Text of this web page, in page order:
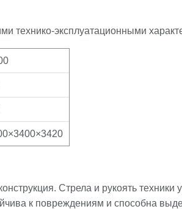
технико-эксплуатационными
Стрела и рукоять
к повреждениям и способна